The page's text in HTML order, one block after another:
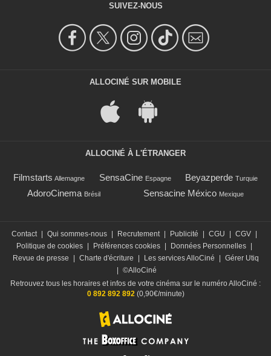
SUIVEZ-NOUS
ALLOCINÉ SUR MOBILE
ALLOCINÉ À L'ÉTRANGER
Filmstarts Allemagne SensaCine Espagne Beyazperde Turquie
AdoroCinema Brésil Sensacine México Mexique
Contact | Qui sommes-nous | Recrutement | Publicité | CGU | CGV |
Politique de cookies | Préférences cookies | Données Personnelles |
Revue de presse
| Charte d'écriture | Les services AlloCiné | Gérer Utiq
| ©AlloCiné
Retrouvez tous les horaires et infos de votre cinéma sur le numéro AlloCiné :
0 892 892 892 (0,90€/minute)